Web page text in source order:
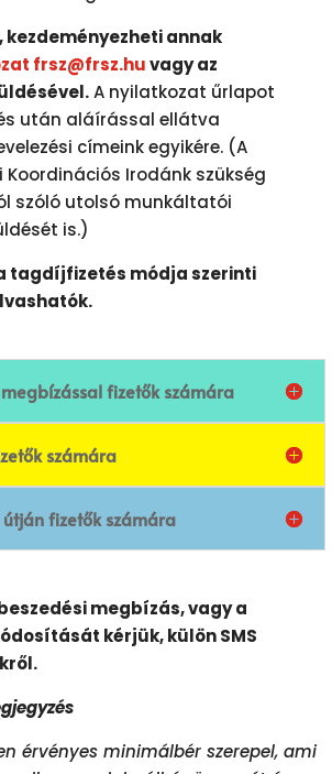
annak
frsz@frsz.huvagy az
A nyilatkozat űrlapot
után aláírással ellátva
címeink egyikére. (A
Irodánk szükség
szóló utolsó munkáltatói
is.)
tagdíjfizetés módja szerinti
fizetők számára
számára
fizetők számára
megbízás, vagy a
kérjük, külön SMS
érvényes minimálbér szerepel, ami